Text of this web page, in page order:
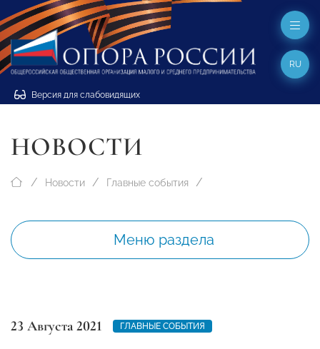
Версия для слабовидящих
RU
НОВОСТИ
Новости Главные события
Меню раздела
23 Августа 2021 ГЛАВНЫЕ СОБЫТИЯ